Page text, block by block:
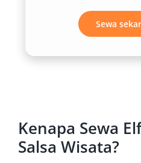
telah dikustomisasi.
3. Kenyamanan
Penumpang
Kursi yang empuk dan
membuat suasana
Sewa
Kenapa Sewa
Salsa Wisata?